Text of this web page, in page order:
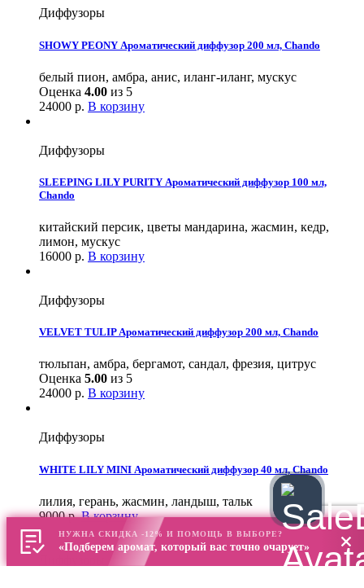
Диффузоры
SHOWY PEONY Ароматический диффузор 200 мл, Chando
белый пион, амбра, анис, иланг-иланг, мускус
Оценка 4.00 из 5
24000 р. В корзину
Диффузоры
SLEEPING LILY PURITY Ароматический диффузор 100 мл,
Chando
китайский персик, цветы мандарина, жасмин, кедр,
лимон, мускус
16000 р. В корзину
Диффузоры
VELVET TULIP Ароматический диффузор 200 мл, Chando
тюльпан, амбра, бергамот, сандал, фрезия, цитрус
Оценка 5.00 из 5
24000 р. В корзину
Диффузоры
WHITE LILY MINI Ароматический диффузор 40 мл, Chando
лилия, герань, жасмин, ландыш, тальк
9000р. В корзину
НУЖНА СКИДКА -12% И ПОМОЩЬ В ВЫБОРЕ?
«Подберем аромат, который вас точно очарует»